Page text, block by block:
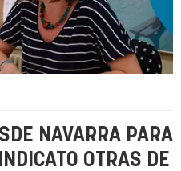
NAVARRA PARA
OTRAS DE